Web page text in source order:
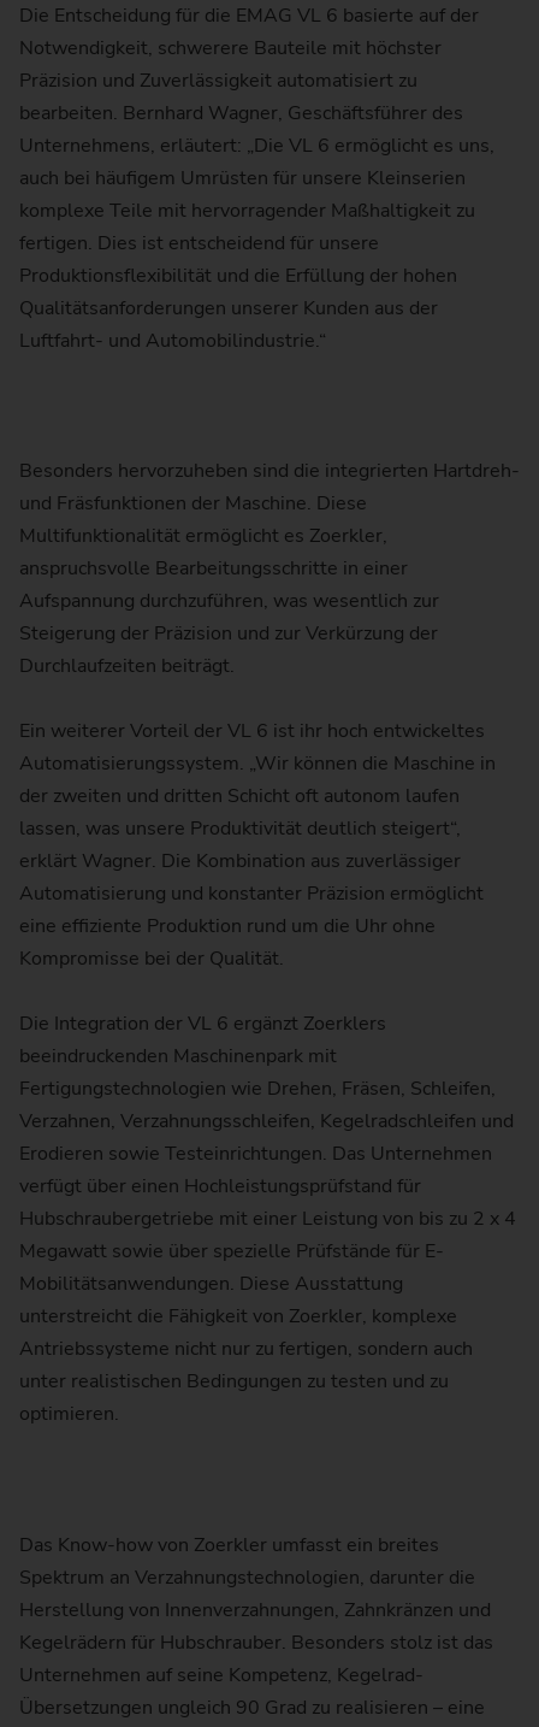
Die Entscheidung für die EMAG VL 6 basierte auf der
Notwendigkeit, schwerere Bauteile mit höchster
Präzision und Zuverlässigkeit automatisiert zu
bearbeiten. Bernhard Wagner, Geschäftsführer des
Unternehmens, erläutert: „Die VL 6 ermöglicht es uns,
auch bei häufigem Umrüsten für unsere Kleinserien
komplexe Teile mit hervorragender Maßhaltigkeit zu
fertigen. Dies ist entscheidend für unsere
Produktionsflexibilität und die Erfüllung der hohen
Qualitätsanforderungen unserer Kunden aus der
Luftfahrt- und Automobilindustrie.“
Besonders hervorzuheben sind die integrierten Hartdreh-
und Fräsfunktionen der Maschine. Diese
Multifunktionalität ermöglicht es Zoerkler,
anspruchsvolle Bearbeitungsschritte in einer
Aufspannung durchzuführen, was wesentlich zur
Steigerung der Präzision und zur Verkürzung der
Durchlaufzeiten beiträgt.
Ein weiterer Vorteil der VL 6 ist ihr hoch entwickeltes
Automatisierungssystem. „Wir können die Maschine in
der zweiten und dritten Schicht oft autonom laufen
lassen, was unsere Produktivität deutlich steigert“,
erklärt Wagner. Die Kombination aus zuverlässiger
Automatisierung und konstanter Präzision ermöglicht
eine effiziente Produktion rund um die Uhr ohne
Kompromisse bei der Qualität.
Die Integration der VL 6 ergänzt Zoerklers
beeindruckenden Maschinenpark mit
Fertigungstechnologien wie Drehen, Fräsen, Schleifen,
Verzahnen, Verzahnungsschleifen, Kegelradschleifen und
Erodieren sowie Testeinrichtungen. Das Unternehmen
verfügt über einen Hochleistungsprüfstand für
Hubschraubergetriebe mit einer Leistung von bis zu 2 x 4
Megawatt sowie über spezielle Prüfstände für E-
Mobilitätsanwendungen. Diese Ausstattung
unterstreicht die Fähigkeit von Zoerkler, komplexe
Antriebssysteme nicht nur zu fertigen, sondern auch
unter realistischen Bedingungen zu testen und zu
optimieren.
Das Know-how von Zoerkler umfasst ein breites
Spektrum an Verzahnungstechnologien, darunter die
Herstellung von Innenverzahnungen, Zahnkränzen und
Kegelrädern für Hubschrauber. Besonders stolz ist das
Unternehmen auf seine Kompetenz, Kegelrad-
Übersetzungen ungleich 90 Grad zu realisieren – eine